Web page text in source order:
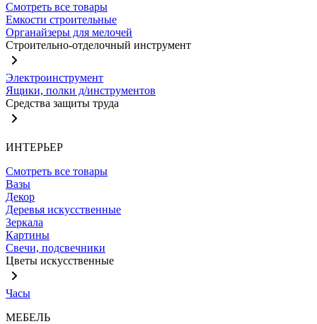
Смотреть все товары
Емкости строительные
Органайзеры для мелочей
Строительно-отделочный инструмент
Электроинструмент
Ящики, полки д/инструментов
Средства защиты труда
ИНТЕРЬЕР
Смотреть все товары
Вазы
Декор
Деревья искусственные
Зеркала
Картины
Свечи, подсвечники
Цветы искусственные
Часы
МЕБЕЛЬ